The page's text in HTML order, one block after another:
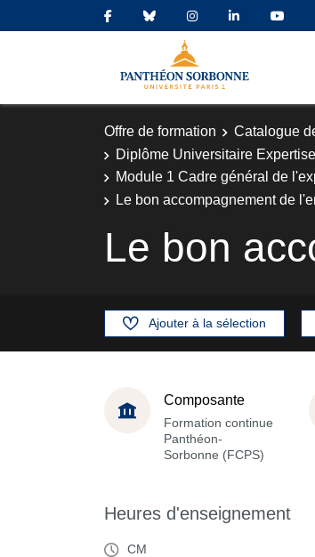
Offre de formation Catalogue
Diplôme Universitaire
Module 1 Cadre général de
Le bon accompagnement de
Le bon
Ajouter à la sélection
Composante
Formation continue
Panthéon-
Sorbonne (FCPS)
Heures d'enseignement
CM